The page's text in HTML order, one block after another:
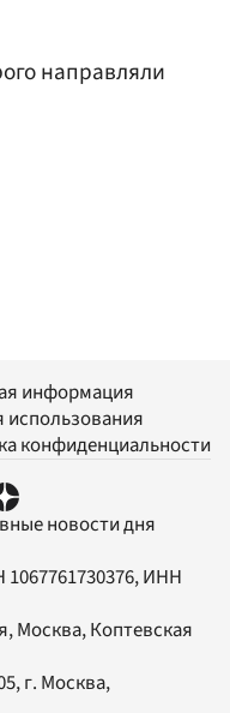
направляли
информация
использования
конфиденциальности
новости дня
1067761730376, ИНН
Москва, Коптевская
, г. Москва,